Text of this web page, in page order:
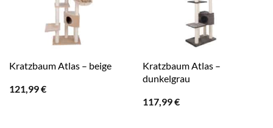
Kratzbaum Atlas – beige
121,99€
Kratzbaum Atlas –
dunkelgrau
117,99€